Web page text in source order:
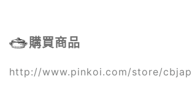
購買商品
http://www.pinkoi.com/store/